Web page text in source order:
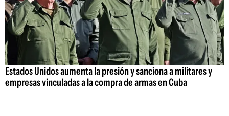
Estados Unidos aumenta la presión y sanciona a militares y
empresas vinculadas a la compra de armas en Cuba